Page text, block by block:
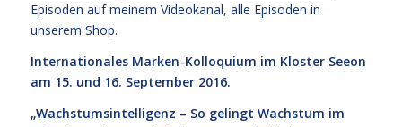
Episoden auf meinem Videokanal, alle Episoden in
unserem Shop.
Internationales Marken-Kolloquium im Kloster Seeon
am 15. und 16. September 2016.
„Wachstumsintelligenz – So gelingt Wachstum im